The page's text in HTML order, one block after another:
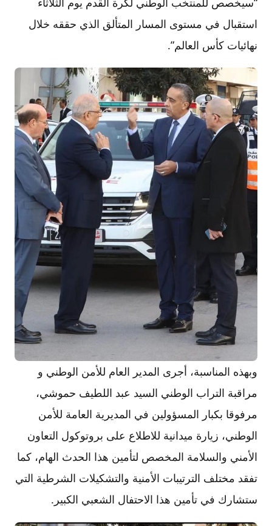
استقبال في مستوى المسار المتألق الذي حققه خلال
نهائيات كأس العالم”.
وبهذه المناسبة، أجرى المدير العام للأمن الوطني و
مراقبة التراب الوطني السيد عبد اللطيف حموشي،
مرفوقا بكبار المسؤولين في المديرية العامة للأمن
الوطني، زيارة ميدانية للاطلاع على بروتوكول التعاون
الأمني والسلامة المخصص لتأمين هذا الحدث الهام، كما
تفقد مختلف الترتيبات الأمنية والتشكيلات الشرطية التي
ستشارك في تأمين هذا الاحتفال الشعبي الكبير.